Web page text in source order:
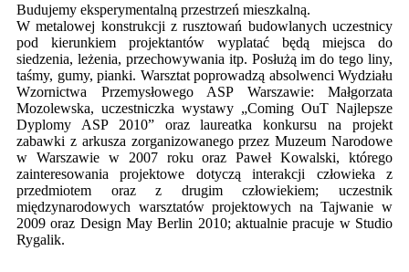
Budujemy eksperymentalną przestrzeń mieszkalną.
W metalowej konstrukcji z rusztowań budowlanych uczestnicy
pod kierunkiem projektantów wyplatać będą miejsca do
siedzenia, leżenia, przechowywania itp. Posłużą im do tego liny,
taśmy, gumy, pianki. Warsztat poprowadzą absolwenci Wydziału
Wzornictwa Przemysłowego ASP Warszawie: Małgorzata
Mozolewska, uczestniczka wystawy „Coming OuT Najlepsze
Dyplomy ASP 2010” oraz laureatka konkursu na projekt
zabawki z arkusza zorganizowanego przez Muzeum Narodowe
w Warszawie w 2007 roku oraz Paweł Kowalski, którego
zainteresowania projektowe dotyczą interakcji człowieka z
przedmiotem oraz z drugim człowiekiem; uczestnik
międzynarodowych warsztatów projektowych na Tajwanie w
2009 oraz Design May Berlin 2010; aktualnie pracuje w Studio
Rygalik.